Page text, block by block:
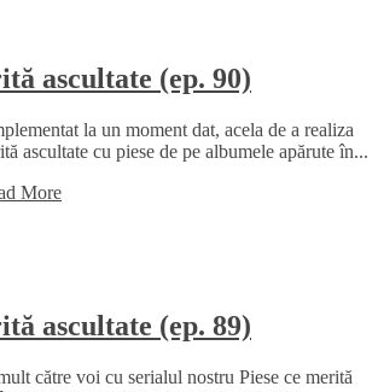
ascultate (ep. 90)
la un moment dat, acela de a realiza
ascultate cu piese de pe albumele apărute în...
More
ascultate (ep. 89)
către voi cu serialul nostru Piese ce merită